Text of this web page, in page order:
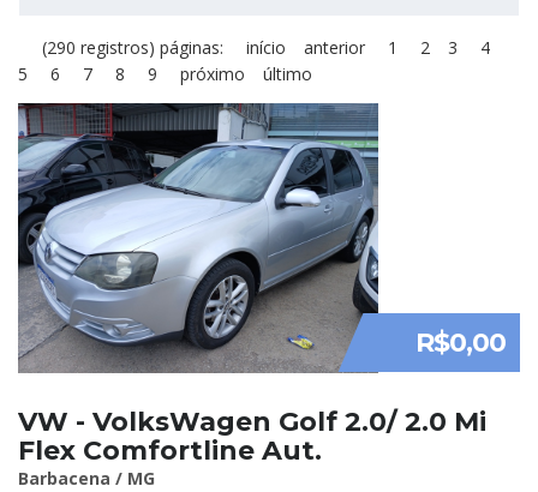
(290 registros) páginas: início anterior 1 2 3
4
5
6 7 8 9 próximo último
R$0,00
VW - VolksWagen Golf 2.0/ 2.0 Mi
Flex Comfortline Aut.
Barbacena / MG